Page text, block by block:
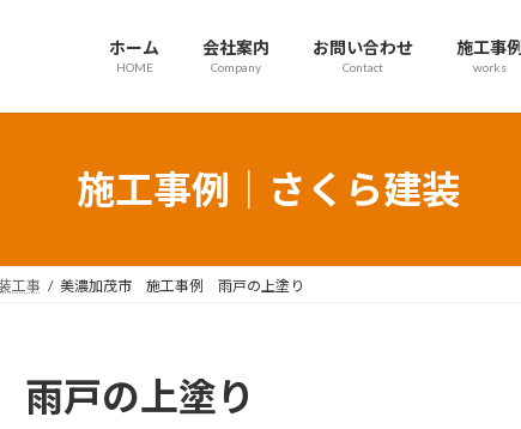
ホーム
HOME
会社案内
Company
お問い合わせ
Contact
施工事例
works
施工事例｜さくら建装
工事 美濃加茂市 施工事例 雨戸の上塗り
戸の上塗り